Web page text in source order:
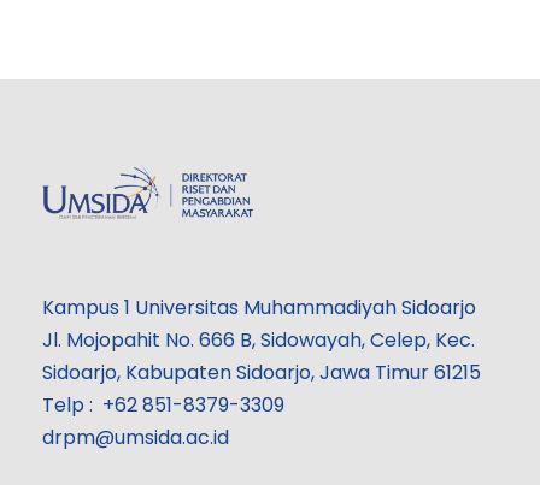
Kampus 1 Universitas Muhammadiyah Sidoarjo
Jl. Mojopahit No. 666 B, Sidowayah, Celep, Kec.
Sidoarjo, Kabupaten Sidoarjo, Jawa Timur 61215
Telp : +62 851-8379-3309
drpm@umsida.ac.id